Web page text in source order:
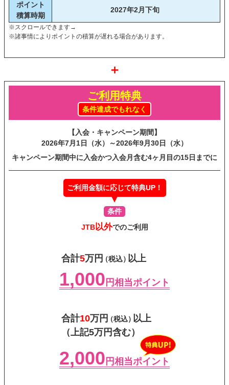
ポイント
積算時期
2027年2月下旬
※スクロールできます→
※諸事情によりポイントの積算が遅れる場合があります。
＋
ご利用特典
条件達成でもれなく
【入会・キャンペーン期間】
2026年7月1日（水）～2026年9月30日（水）
キャンペーン期間中に入会かつ入会月含む4ヶ月目の15日までに
ご利用金額に応じて特典UP！
条件
JTB以外でのご利用
合計5万円（税込）以上
1,000 円相当ポイント
合計10万円（税込）以上
（上記5万円含む）
2,000 円相当ポイント